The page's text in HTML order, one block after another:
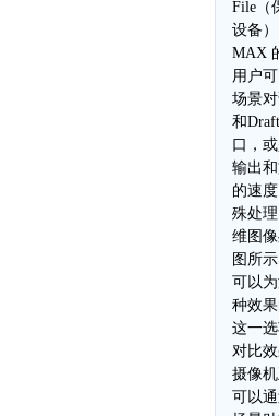
File（
设备
MAX
用户
场景
和
口，
输出
的速
殊处
维图
图所
可以
种效
这一
对比
摄像
可以